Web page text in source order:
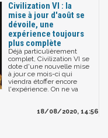
Civilization VI : la
mise à jour d'août se
dévoile, une
expérience toujours
plus complète
Déjà particulièrement
complet, Civilization VI se
dote d'une nouvelle mise
à jour ce mois-ci qui
viendra étoffer encore
l'expérience. On ne va
18/08/2020, 14:56